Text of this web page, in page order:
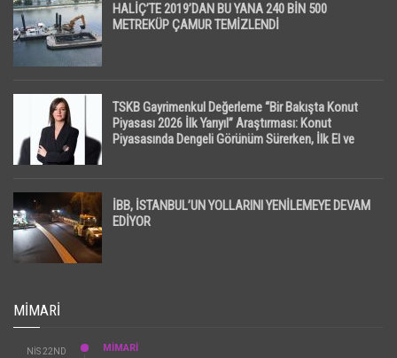
HALİÇ’TE 2019’DAN BU YANA 240 BİN 500
METREKÜP ÇAMUR TEMİZLENDİ
TSKB Gayrimenkul Değerleme “Bir Bakışta Konut
Piyasası 2026 İlk Yarıyıl” Araştırması: Konut
Piyasasında Dengeli Görünüm Sürerken, İlk El ve
İBB, İSTANBUL’UN YOLLARINI YENİLEMEYE DEVAM
EDİYOR
MIMARI
NIS 22ND
MİMARİ